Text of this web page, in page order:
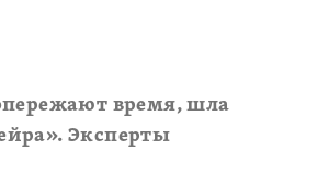
время, шла
Эксперты